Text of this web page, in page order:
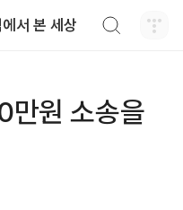
서 본 세상
만원 소송을